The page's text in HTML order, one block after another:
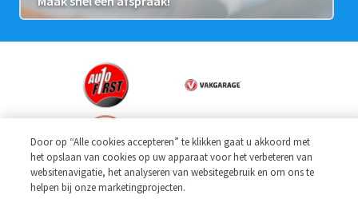
Door op “Alle cookies accepteren” te klikken gaat u akkoord met
het opslaan van cookies op uw apparaat voor het verbeteren van
websitenavigatie, het analyseren van websitegebruik en om ons te
helpen bij onze marketingprojecten.